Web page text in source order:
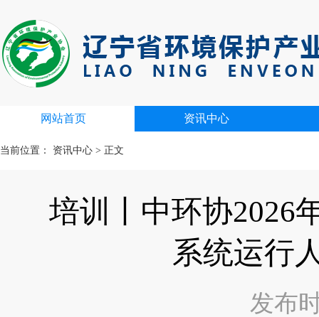
网站首页 资讯中心
当前位置： 资讯中心 > 正文
培训丨中环协2026
系统运行
发布